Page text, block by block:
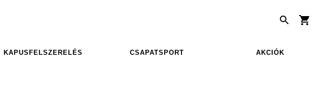
KAPUSFELSZERELÉS CSAPATSPORT AKCIÓK